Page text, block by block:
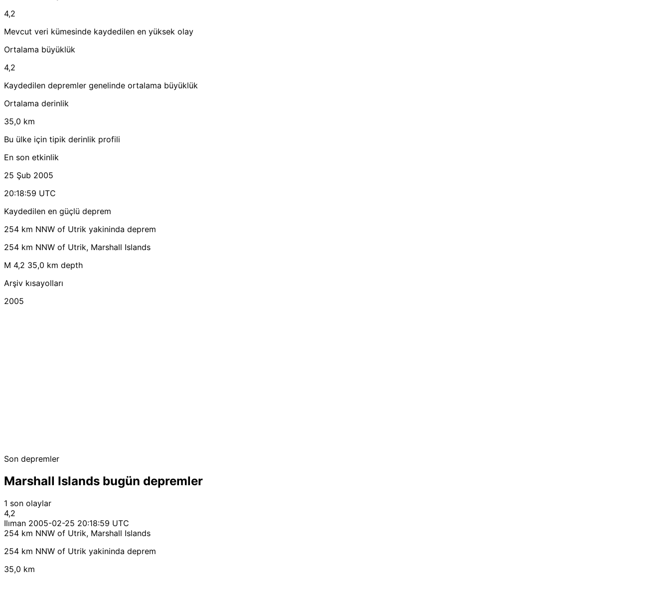
4,2
Mevcut veri kümesinde kaydedilen en yüksek olay
Ortalama büyüklük
4,2
Kaydedilen depremler genelinde ortalama büyüklük
Ortalama derinlik
35,0 km
Bu ülke için tipik derinlik profili
En son etkinlik
25 Şub 2005
20:18:59 UTC
Kaydedilen en güçlü deprem
254 km NNW of Utrik yakininda deprem
254 km NNW of Utrik, Marshall Islands
M 4,2 35,0 km depth
Arşiv kısayolları
2005
Son depremler
Marshall Islands bugün depremler
1 son olaylar
4,2
Ilıman 2005-02-25 20:18:59 UTC
254 km NNW of Utrik, Marshall Islands
254 km NNW of Utrik yakininda deprem
35,0 km